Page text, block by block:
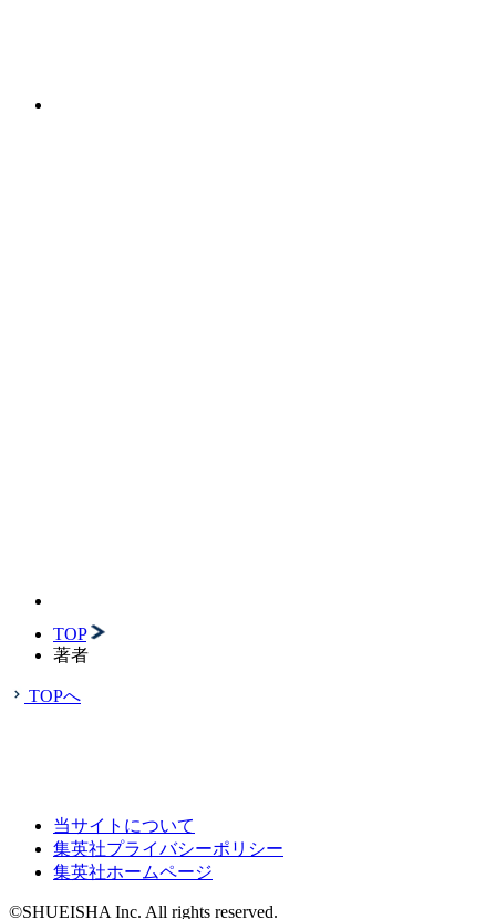
TOP
著者
TOPへ
当サイトについて
集英社プライバシーポリシー
集英社ホームページ
©SHUEISHA Inc. All rights reserved.